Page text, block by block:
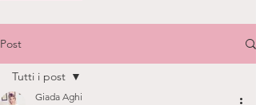
Post
Tutti i post
Giada Aghi